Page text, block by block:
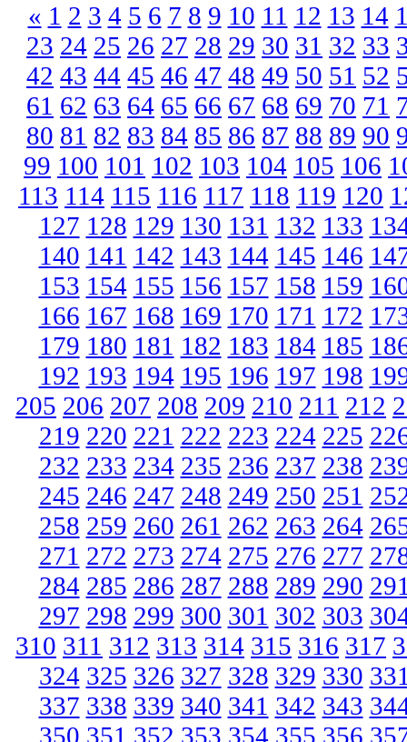
« 1 2 3 4 5 6 7 8 9 10 11 12 13 14
23 24 25 26 27 28 29 30 31 32 33
42 43 44 45 46 47 48 49 50 51 52
61 62 63 64 65 66 67 68 69 70 71
80 81 82 83 84 85 86 87 88 89 90
99 100 101 102 103 104 105 106
113 114 115 116 117 118 119 120
127 128 129 130 131 132 133
140 141 142 143 144 145 146
153 154 155 156 157 158 159
166 167 168 169 170 171 172
179 180 181 182 183 184 185
192 193 194 195 196 197 198
205 206 207 208 209 210 211 212
219 220 221 222 223 224 225
232 233 234 235 236 237 238
245 246 247 248 249 250 251
258 259 260 261 262 263 264
271 272 273 274 275 276 277
284 285 286 287 288 289 290
297 298 299 300 301 302 303
310 311 312 313 314 315 316 317
324 325 326 327 328 329 330
337 338 339 340 341 342 343
350 351 352 353 354 355 356